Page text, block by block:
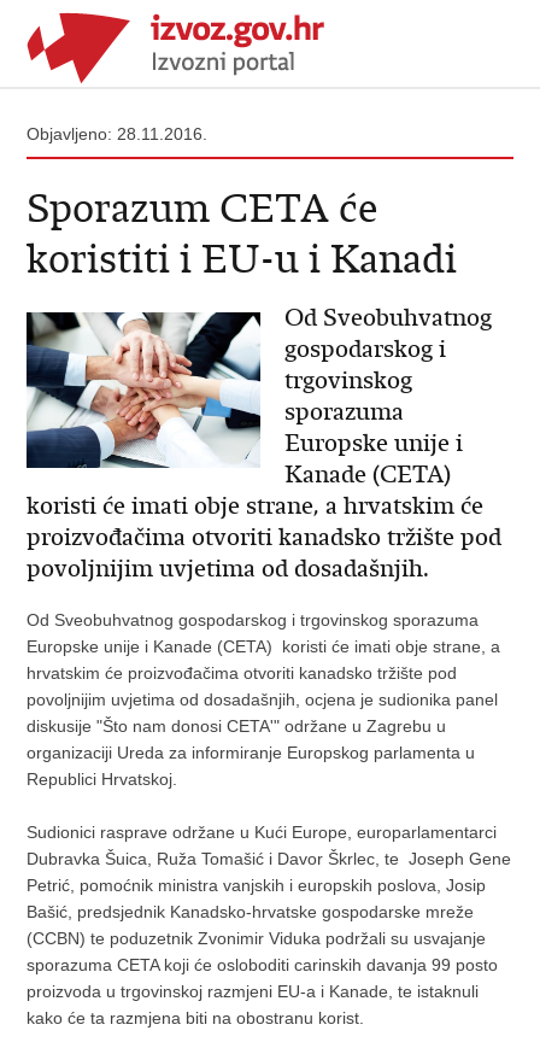
Objavljeno: 28.11.2016.
Sporazum CETA će
koristiti i EU-u i Kanadi
Od Sveobuhvatnog
gospodarskog i
trgovinskog
sporazuma
Europske unije i
Kanade (CETA)
koristi će imati obje strane, a hrvatskim će
proizvođačima otvoriti kanadsko tržište pod
povoljnijim uvjetima od dosadašnjih.
Od Sveobuhvatnog gospodarskog i trgovinskog sporazuma
Europske unije i Kanade (CETA) koristi će imati obje strane, a
hrvatskim će proizvođačima otvoriti kanadsko tržište pod
povoljnijim uvjetima od dosadašnjih, ocjena je sudionika panel
diskusije "Što nam donosi CETA'" održane u Zagrebu u
organizaciji Ureda za informiranje Europskog parlamenta u
Republici Hrvatskoj.
Sudionici rasprave održane u Kući Europe, europarlamentarci
Dubravka Šuica, Ruža Tomašić i Davor Škrlec, te Joseph Gene
Petrić, pomoćnik ministra vanjskih i europskih poslova, Josip
Bašić, predsjednik Kanadsko-hrvatske gospodarske mreže
(CCBN) te poduzetnik Zvonimir Viduka podržali su usvajanje
sporazuma CETA koji će osloboditi carinskih davanja 99 posto
proizvoda u trgovinskoj razmjeni EU-a i Kanade, te istaknuli
kako će ta razmjena biti na obostranu korist.